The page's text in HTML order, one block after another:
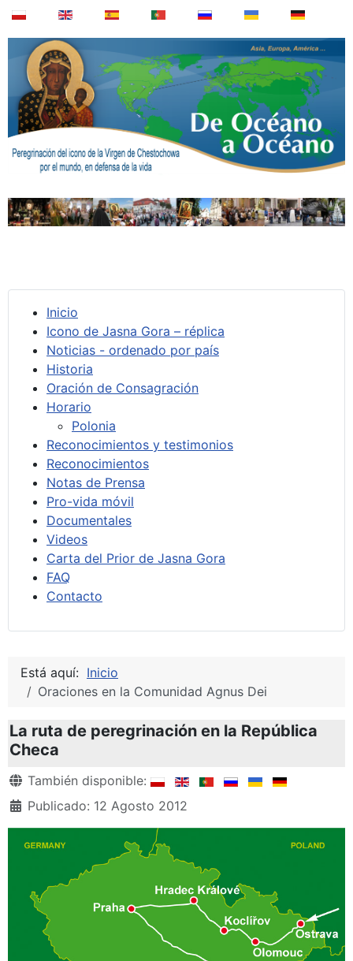
Inicio
Icono de Jasna Gora – réplica
Noticias - ordenado por país
Historia
Oración de Consagración
Horario
Polonia
Reconocimientos y testimonios
Reconocimientos
Notas de Prensa
Pro-vida móvil
Documentales
Videos
Carta del Prior de Jasna Gora
FAQ
Contacto
Está aquí: Inicio
Oraciones en la Comunidad Agnus Dei
La ruta de peregrinación en la República
Checa
Detalles
También disponible:
Publicado: 12 Agosto 2012